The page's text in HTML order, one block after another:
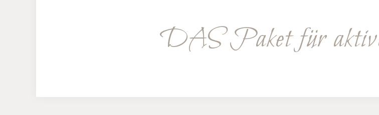
DAS Paket für